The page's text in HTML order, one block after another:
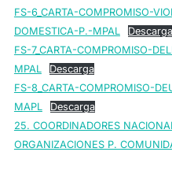
FS-6_CARTA-COMPROMISO-
DOMESTICA-P.-MPAL
Descarga
FS-7_CARTA-COMPROMISO-
MPAL
Descarga
FS-8_CARTA-COMPROMISO-
MAPL
Descarga
25. COORDINADORES
ORGANIZACIONES P.